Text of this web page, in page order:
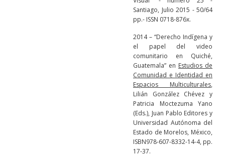
Santiago, Julio 2015 - 50/64
pp.- ISSN 0718-876x.
2014 – “Derecho Indígena y
el papel del video
comunitario en Quiché,
Guatemala” en Estudios de
Comunidad e Identidad en
Espacios Multiculturales,
Lilián González Chévez y
Patricia Moctezuma Yano
(Eds.), Juan Pablo Editores y
Universidad Autónoma del
Estado de Morelos, México,
ISBN978-607-8332-14-4, pp.
17-37.